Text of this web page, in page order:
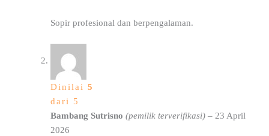
Sopir profesional dan berpengalaman.
Dinilai 5
dari 5
Bambang Sutrisno (pemilik terverifikasi) – 23 April
2026